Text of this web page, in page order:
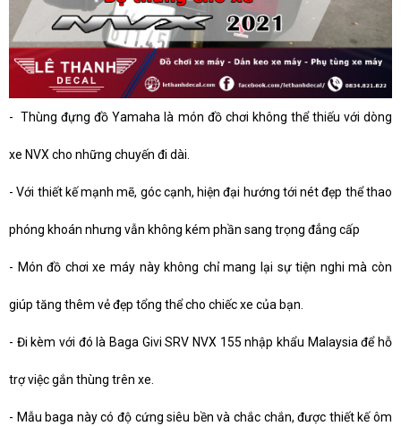
- Thùng đựng đồ Yamaha là món đồ chơi không thể thiếu với dòng
xe NVX cho những chuyến đi dài.
-Với thiết kế mạnh mẽ, góc cạnh, hiện đại hướng tới nét đẹp thể thao
phóng khoán nhưng vẫn không kém phần sang trọng đẳng cấp
- Món đồ chơi xe máy này không chỉ mang lại sự tiện nghi mà còn
giúp tăng thêm vẻ đẹp tổng thể cho chiếc xe của bạn.
- Đi kèm với đó là Baga Givi SRV NVX 155 nhập khẩu Malaysia để hỗ
trợ việc gắn thùng trên xe.
- Mẫu baga này có độ cứng siêu bền và chắc chắn, được thiết kế ôm